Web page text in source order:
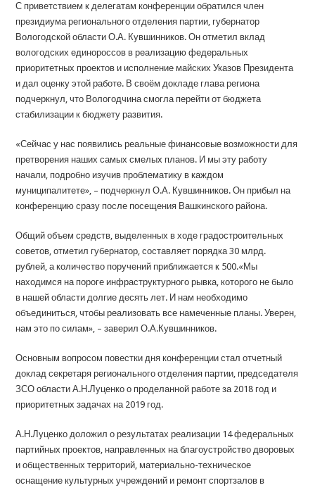
С приветствием к делегатам конференции обратился член
президиума регионального отделения партии, губернатор
Вологодской области О.А. Кувшинников. Он отметил вклад
вологодских единороссов в реализацию федеральных
приоритетных проектов и исполнение майских Указов Президента
и дал оценку этой работе. В своём докладе глава региона
подчеркнул, что Вологодчина смогла перейти от бюджета
стабилизации к бюджету развития.
«Сейчас у нас появились реальные финансовые возможности для
претворения наших самых смелых планов. И мы эту работу
начали, подробно изучив проблематику в каждом
муниципалитете», – подчеркнул О.А. Кувшинников. Он прибыл на
конференцию сразу после посещения Вашкинского района.
Общий объем средств, выделенных в ходе градостроительных
советов, отметил губернатор, составляет порядка 30 млрд.
рублей, а количество поручений приближается к 500.«Мы
находимся на пороге инфраструктурного рывка, которого не было
в нашей области долгие десять лет. И нам необходимо
объединиться, чтобы реализовать все намеченные планы. Уверен,
нам это по силам», – заверил О.А.Кувшинников.
Основным вопросом повестки дня конференции стал отчетный
доклад секретаря регионального отделения партии, председателя
ЗСО области А.Н.Луценко о проделанной работе за 2018 год и
приоритетных задачах на 2019 год.
А.Н.Луценко доложил о результатах реализации 14 федеральных
партийных проектов, направленных на благоустройство дворовых
и общественных территорий, материально-техническое
оснащение культурных учреждений и ремонт спортзалов в